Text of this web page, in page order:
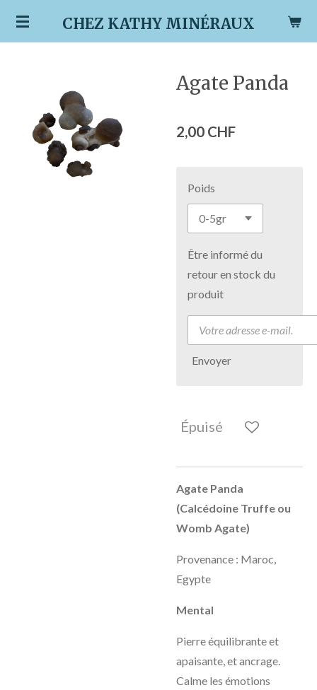
Passer
CHEZ KATHY MINÉRAUX
Agate Panda
2,00 CHF
Poids
Être informé du
retour en stock du
produit
Envoyer
Épuisé
Agate Panda
(Calcédoine Truffe ou
Womb Agate)
Provenance : Maroc,
Egypte
Mental
Pierre équilibrante et
apaisante, et ancrage.
Calme les émotions